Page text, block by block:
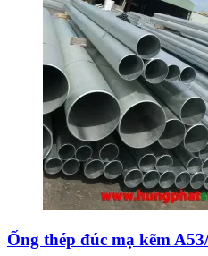
Ống thép đúc mạ kẽm